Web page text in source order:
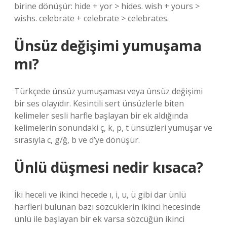
birine dönüşür: hide + yor > hides. wish + yours >
wishs. celebrate + celebrate > celebrates.
Ünsüz değişimi yumuşama
mı?
Türkçede ünsüz yumuşaması veya ünsüz değişimi
bir ses olayıdır. Kesintili sert ünsüzlerle biten
kelimeler sesli harfle başlayan bir ek aldığında
kelimelerin sonundaki ç, k, p, t ünsüzleri yumuşar ve
sırasıyla c, g/ğ, b ve d’ye dönüşür.
Ünlü düşmesi nedir kısaca?
İki heceli ve ikinci hecede ı, i, u, ü gibi dar ünlü
harfleri bulunan bazı sözcüklerin ikinci hecesinde
ünlü ile başlayan bir ek varsa sözcüğün ikinci